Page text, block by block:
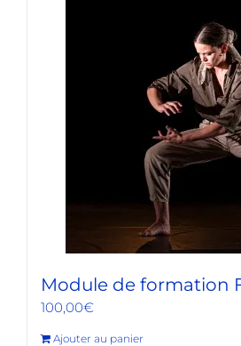
Module de formation
100,00€
Ajouter au panier